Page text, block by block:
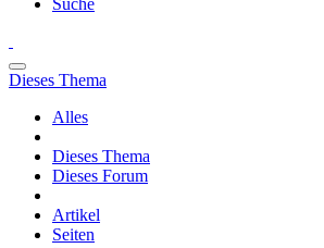
Suche
Dieses Thema
Alles
Dieses Thema
Dieses Forum
Artikel
Seiten